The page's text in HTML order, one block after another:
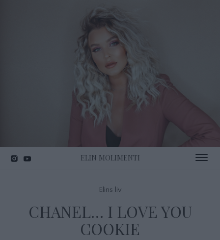
ELIN MOLIMENTI Toggle
Elins liv
CHANEL… I LOVE YOU
COOKIE